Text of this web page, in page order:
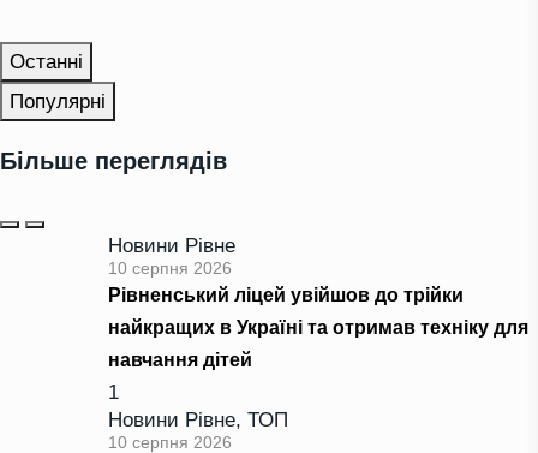
Останні
Популярні
Більше переглядів
Новини Рівне
10 серпня 2026
Рівненський ліцей увійшов до трійки
найкращих в Україні та отримав техніку для
навчання дітей
1
Новини Рівне, ТОП
10 серпня 2026